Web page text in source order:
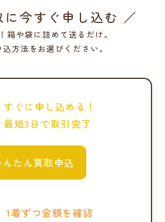
今すぐ申し込む ／
箱や袋に詰めて送るだけ。
方法をお選びください。
すぐに申し込める！
最短3日で取引完了
んたん買取申込
1着ずつ金額を確認